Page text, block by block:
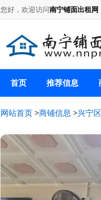
您好，欢迎访问南宁铺面出租网
首页 推荐信息
网站首页>商铺信息 >兴宁区